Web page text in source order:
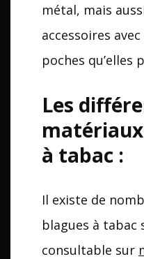
métal, mais
accessoires
poches qu’elles
Les
à tabac :
Il existe de
blagues à tabac
consultable sur